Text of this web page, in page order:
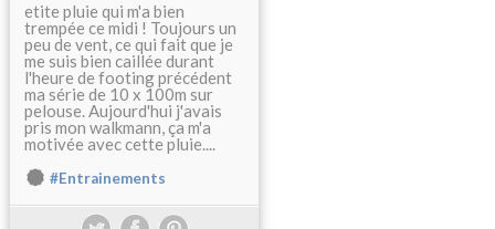
etite pluie qui m'a bien
trempée ce midi ! Toujours un
peu de vent, ce qui fait que je
me suis bien caillée durant
l'heure de footing précédent
ma série de 10 x 100m sur
pelouse. Aujourd'hui j'avais
pris mon walkmann, ça m'a
motivée avec cette pluie....
#Entrainements